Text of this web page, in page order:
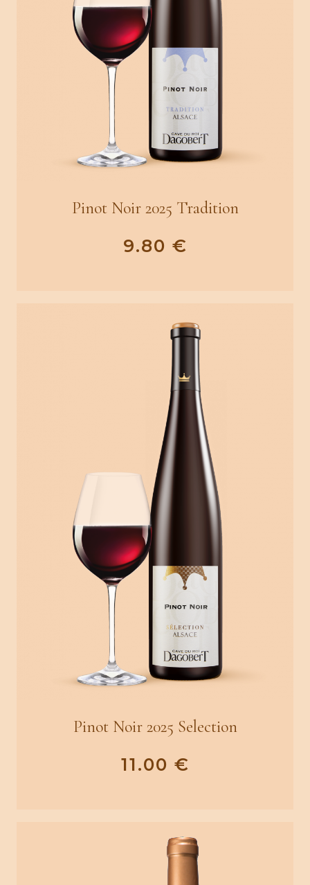
Pinot Noir 2025 Tradition
9.80 €
Pinot Noir 2025 Selection
11.00 €